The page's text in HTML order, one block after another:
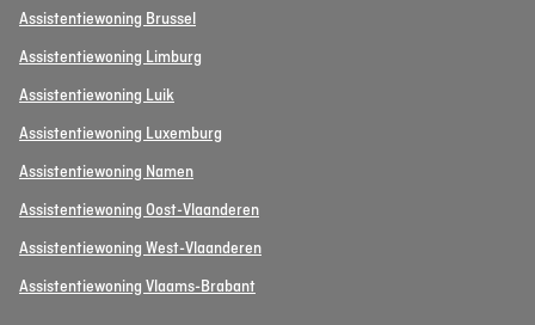
Assistentiewoning Brussel
Assistentiewoning Limburg
Assistentiewoning Luik
Assistentiewoning Luxemburg
Assistentiewoning Namen
Assistentiewoning Oost-Vlaanderen
Assistentiewoning West-Vlaanderen
Assistentiewoning Vlaams-Brabant